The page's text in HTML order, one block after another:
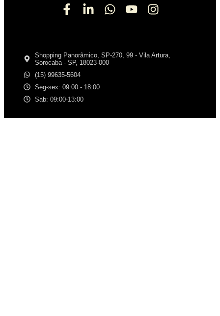
Shopping Panorâmico, SP-270, 99 - Vila Artura,
Sorocaba - SP, 18023-000
(15) 99635-5604
Seg-sex: 09:00 - 18:00
Sab: 09:00-13:00